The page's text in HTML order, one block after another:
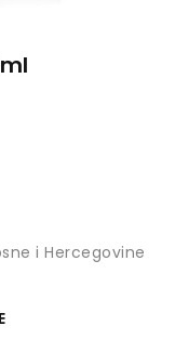
i Hercegovine